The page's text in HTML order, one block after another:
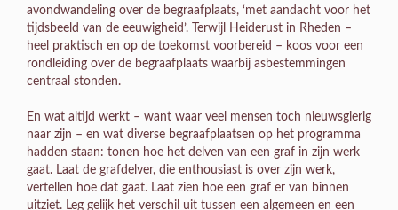
avondwandeling over de begraafplaats, ‘met aandacht voor het
tijdsbeeld van de eeuwigheid’. Terwijl Heiderust in Rheden –
heel praktisch en op de toekomst voorbereid – koos voor een
rondleiding over de begraafplaats waarbij asbestemmingen
centraal stonden.
En wat altijd werkt – want waar veel mensen toch nieuwsgierig
naar zijn – en wat diverse begraafplaatsen op het programma
hadden staan: tonen hoe het delven van een graf in zijn werk
gaat. Laat de grafdelver, die enthousiast is over zijn werk,
vertellen hoe dat gaat. Laat zien hoe een graf er van binnen
uitziet. Leg gelijk het verschil uit tussen een algemeen en een